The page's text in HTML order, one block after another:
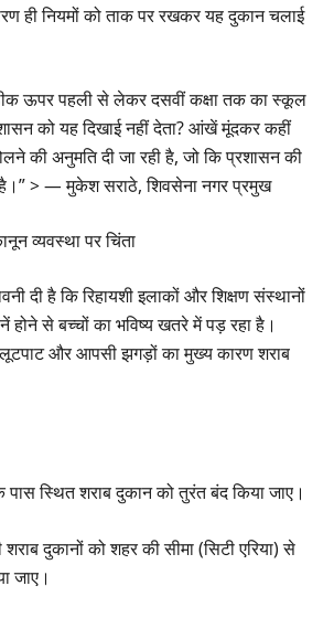
ही नियमों को ताक पर रखकर यह दुकान चलाई
ऊपर पहली से लेकर दसवीं कक्षा तक का स्कूल
को यह दिखाई नहीं देता? आंखें मूंदकर कहीं
की अनुमति दी जा रही है, जो कि प्रशासन की
है।” > — मुकेश सराठे, शिवसेना नगर प्रमुख
व्यवस्था पर चिंता
दी है कि रिहायशी इलाकों और शिक्षण संस्थानों
होने से बच्चों का भविष्य खतरे में पड़ रहा है।
लूटपाट और आपसी झगड़ों का मुख्य कारण शराब
स्थित शराब दुकान को तुरंत बंद किया जाए।
दुकानों को शहर की सीमा (सिटी एरिया) से
जाए।